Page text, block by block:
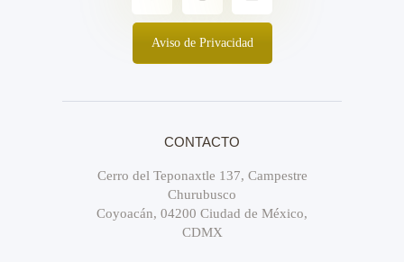
Aviso de Privacidad
CONTACTO
Cerro del Teponaxtle 137, Campestre
Churubusco
Coyoacán, 04200 Ciudad de México,
CDMX